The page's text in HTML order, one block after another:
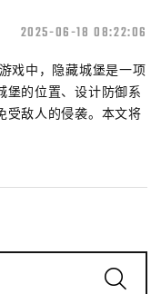
2025-06-18 08:22:06
戏中，隐藏城堡是一项
堡的位置、设计防御系
受敌人的侵袭。本文将